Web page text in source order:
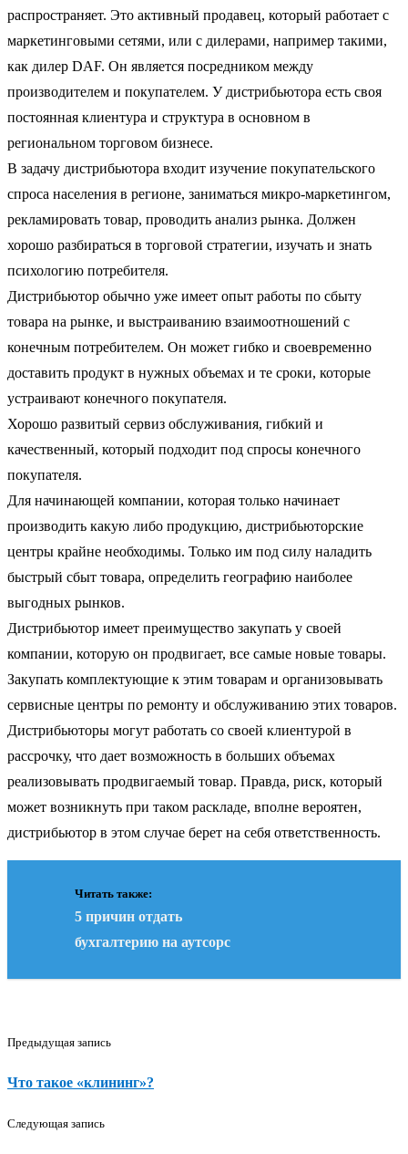
распространяет. Это активный продавец, который работает с
маркетинговыми сетями, или с дилерами, например такими,
как дилер DAF. Он является посредником между
производителем и покупателем. У дистрибьютора есть своя
постоянная клиентура и структура в основном в
региональном торговом бизнесе.
В задачу дистрибьютора входит изучение покупательского
спроса населения в регионе, заниматься микро-маркетингом,
рекламировать товар, проводить анализ рынка. Должен
хорошо разбираться в торговой стратегии, изучать и знать
психологию потребителя.
Дистрибьютор обычно уже имеет опыт работы по сбыту
товара на рынке, и выстраиванию взаимоотношений с
конечным потребителем. Он может гибко и своевременно
доставить продукт в нужных объемах и те сроки, которые
устраивают конечного покупателя.
Хорошо развитый сервиз обслуживания, гибкий и
качественный, который подходит под спросы конечного
покупателя.
Для начинающей компании, которая только начинает
производить какую либо продукцию, дистрибьюторские
центры крайне необходимы. Только им под силу наладить
быстрый сбыт товара, определить географию наиболее
выгодных рынков.
Дистрибьютор имеет преимущество закупать у своей
компании, которую он продвигает, все самые новые товары.
Закупать комплектующие к этим товарам и организовывать
сервисные центры по ремонту и обслуживанию этих товаров.
Дистрибьюторы могут работать со своей клиентурой в
рассрочку, что дает возможность в больших объемах
реализовывать продвигаемый товар. Правда, риск, который
может возникнуть при таком раскладе, вполне вероятен,
дистрибьютор в этом случае берет на себя ответственность.
Читать также:
5 причин отдать
бухгалтерию на аутсорс
Предыдущая запись
Что такое «клининг»?
Следующая запись